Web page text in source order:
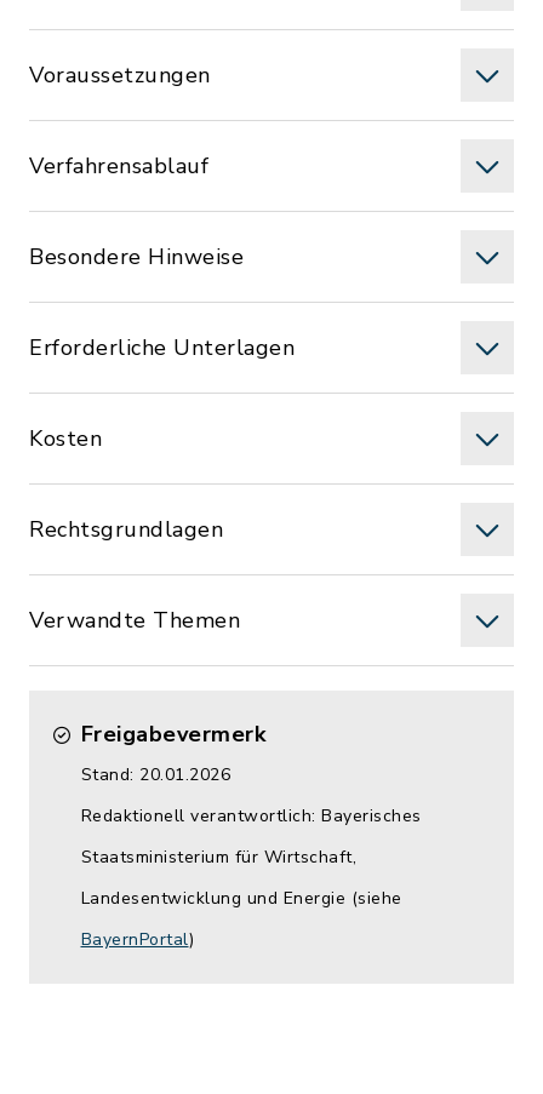
Voraussetzungen
Verfahrensablauf
Besondere Hinweise
Erforderliche Unterlagen
Kosten
Rechtsgrundlagen
Verwandte Themen
Freigabevermerk
Stand: 20.01.2026
Redaktionell verantwortlich: Bayerisches
Staatsministerium für Wirtschaft,
Landesentwicklung und Energie (siehe
BayernPortal)